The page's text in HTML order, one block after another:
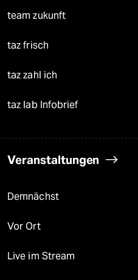
team zukunft
taz frisch
taz zahl ich
taz lab Infobrief
Veranstaltungen
Demnächst
Vor Ort
Live im Stream